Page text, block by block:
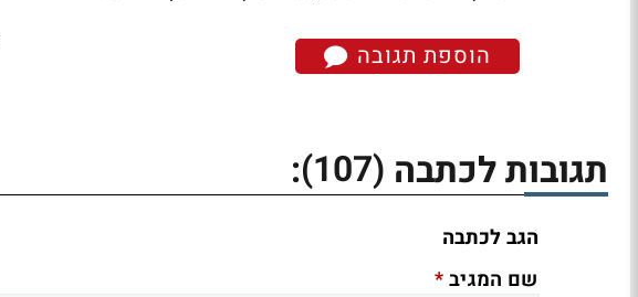
הוספת תגובה
תגובות לכתבה (107)
:
הגב לכתבה
שם המגיב*